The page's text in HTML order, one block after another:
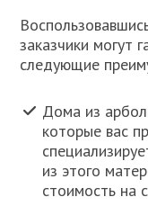
заказчики могут
следующие
Дома из
которые вас
из этого
стоимость на